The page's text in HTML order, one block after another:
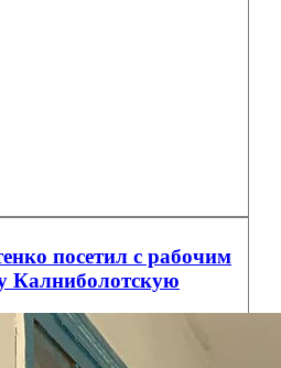
посетил с рабочим
Калниболотскую